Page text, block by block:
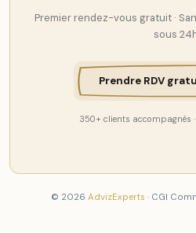
Premier rendez-vous gratuit ·
sous
Prendre RDV
350+ clients accompagnés
© 2026 AdvizExperts · CGI